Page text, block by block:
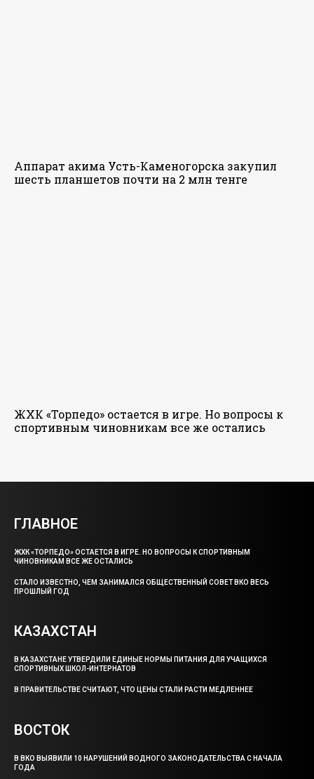
Аппарат акима Усть-Каменогорска закупил
шесть планшетов почти на 2 млн тенге
ЖХК «Торпедо» остается в игре. Но вопросы к
спортивным чиновникам все же остались
ГЛАВНОЕ
ЖХК «ТОРПЕДО» ОСТАЕТСЯ В ИГРЕ. НО ВОПРОСЫ К СПОРТИВНЫМ
ЧИНОВНИКАМ ВСЕ ЖЕ ОСТАЛИСЬ
СТАЛО ИЗВЕСТНО, ЧЕМ ЗАНИМАЛСЯ ОБЩЕСТВЕННЫЙ СОВЕТ ВКО ВЕСЬ
ПРОШЛЫЙ ГОД
КАЗАХСТАН
В КАЗАХСТАНЕ УТВЕРДИЛИ ЕДИНЫЕ НОРМЫ ПИТАНИЯ ДЛЯ УЧАЩИХСЯ
СПОРТИВНЫХ ШКОЛ-ИНТЕРНАТОВ
В ПРАВИТЕЛЬСТВЕ СЧИТАЮТ, ЧТО ЦЕНЫ СТАЛИ РАСТИ МЕДЛЕННЕЕ
ВОСТОК
В ВКО ВЫЯВИЛИ 10 НАРУШЕНИЙ ВОДНОГО ЗАКОНОДАТЕЛЬСТВА С НАЧАЛА
ГОДА